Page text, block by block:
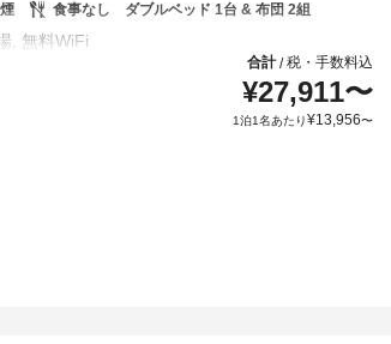
食事なし ダブルベッド 1台 & 布団 2組
合計/税・手数料込
¥27,911〜
1泊1名あたり¥13,956〜